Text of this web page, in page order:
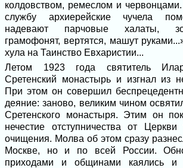
колдовством, ремеслом и
службу архиерейские чучела
надевают парчовые халаты,
грамофонят, вертятся, машут
хула на Таинство Евхаристии...
Летом 1923 года святитель
Сретенский монастырь и изгнал из
При этом он совершил
деяние: заново, великим чином
Сретенского монастыря. Этим он
нечестие отступничества от Церкви
очищения. Молва об этом сразу
Москве, но и по всей России.
приходами и общинами каялись и